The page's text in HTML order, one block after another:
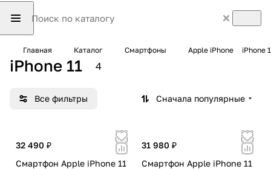
Главная Каталог Смартфоны Apple iPhone iPhone
iPhone 11 4
Все фильтры Сначала популярные
32 490 ₽
Смартфон Apple iPhone 11
31 980 ₽
Смартфон Apple iPhone 11